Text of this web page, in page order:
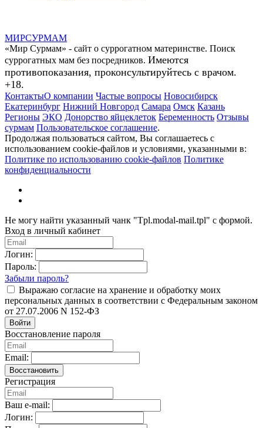
МИРСУРМАМ
«Мир Сурмам» - сайт о суррогатном материнстве. Поиск
суррогатных мам без посредников. Имеются
противопоказания, проконсультируйтесь с врачом.
+18.
КонтактыО компании Частые вопросы Новосибирск
Екатеринбург Нижний Новгород Самара Омск Казань
Регионы ЭКО Донорство яйцеклеток Беременность Отзывы
сурмам Пользовательское соглашение.
Продолжая пользоваться сайтом, Вы соглашаетесь с
использованием cookie-файлов и условиями, указанными в:
Политике по использованию cookie-файлов Политике
конфиденциальности
Не могу найти указанный чанк "Tpl.modal-mail.tpl" с формой.
Вход в личный кабинет
Логин:
Пароль:
Забыли пароль?
Выражаю согласие на хранение и обработку моих
персональных данных в соответствии с Федеральным законом
от 27.07.2006 N 152-ФЗ
Войти
Восстановление пароля
Email:
Восстановить
Регистрация
Ваш e-mail:
Логин: